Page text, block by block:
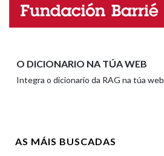
Nome
O DICIONARIO NA TÚA WEB
Integra o dicionario da RAG na túa web
AS MÁIS BUSCADAS